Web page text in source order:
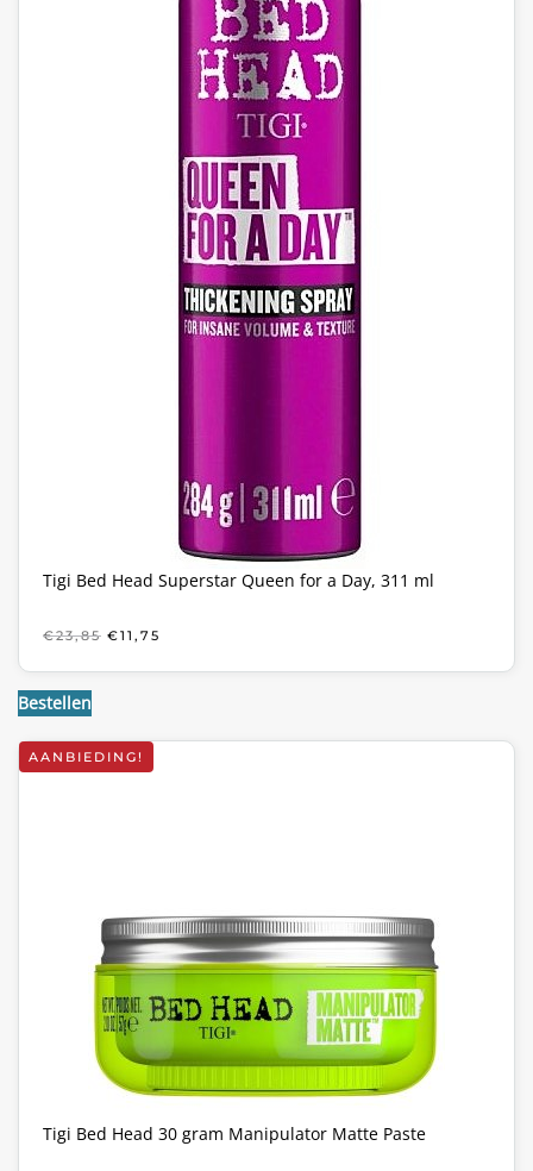
Tigi Bed Head Superstar Queen for a Day, 311 ml
€23,85 OORSPRONKELIJKE
WAS:
€11,75
IS:
Bestellen
AANBIEDING!
Tigi Bed Head 30 gram Manipulator Matte Paste